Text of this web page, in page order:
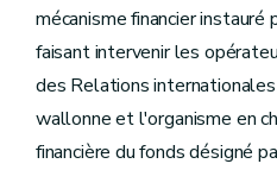
mécanisme financier
faisant intervenir les
des Relations
wallonne et l'organisme en
financière du fonds désigné